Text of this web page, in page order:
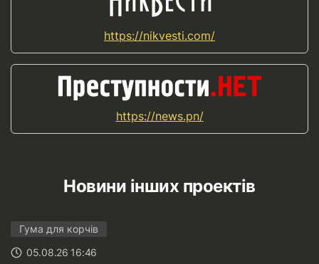
https://nikvesti.com/
https://news.pn/
Новини інших проектів
Гума для корчів
05.08.26 16:46